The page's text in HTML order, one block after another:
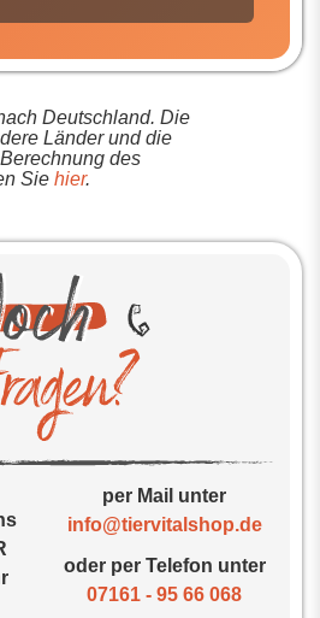
Deutschland. Die
Länder und die
des
Sie hier.
per Mail unter
info@tiervitalshop.de
oder per Telefon unter
07161 - 95 66 068